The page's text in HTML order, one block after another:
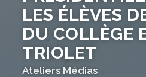
LES ÉLÈVES
DU COLLÈGE
TRIOLET
Ateliers Médias